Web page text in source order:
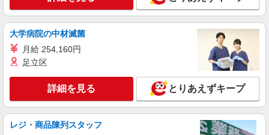
大学病院の中材滅菌
月給 254,160円
足立区
詳細を見る とりあえずキープ
レジ・商品陳列スタッフ